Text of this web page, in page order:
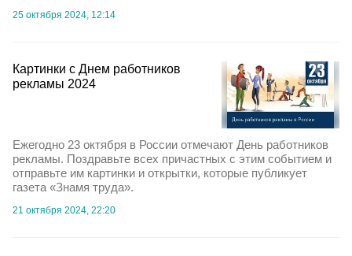
25 октября 2024, 12:14
Картинки с Днем работников
рекламы 2024
Ежегодно 23 октября в России отмечают День работников
рекламы. Поздравьте всех причастных с этим событием и
отправьте им картинки и открытки, которые публикует
газета «Знамя труда».
21 октября 2024, 22:20